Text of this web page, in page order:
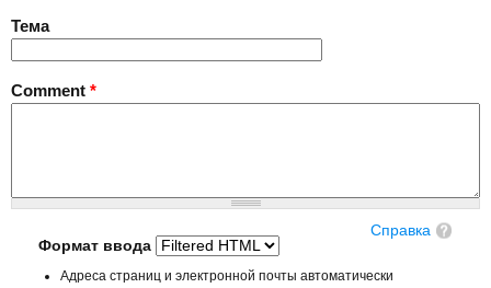
Тема
Comment *
Справка
Формат ввода
Адреса страниц и электронной почты автоматически